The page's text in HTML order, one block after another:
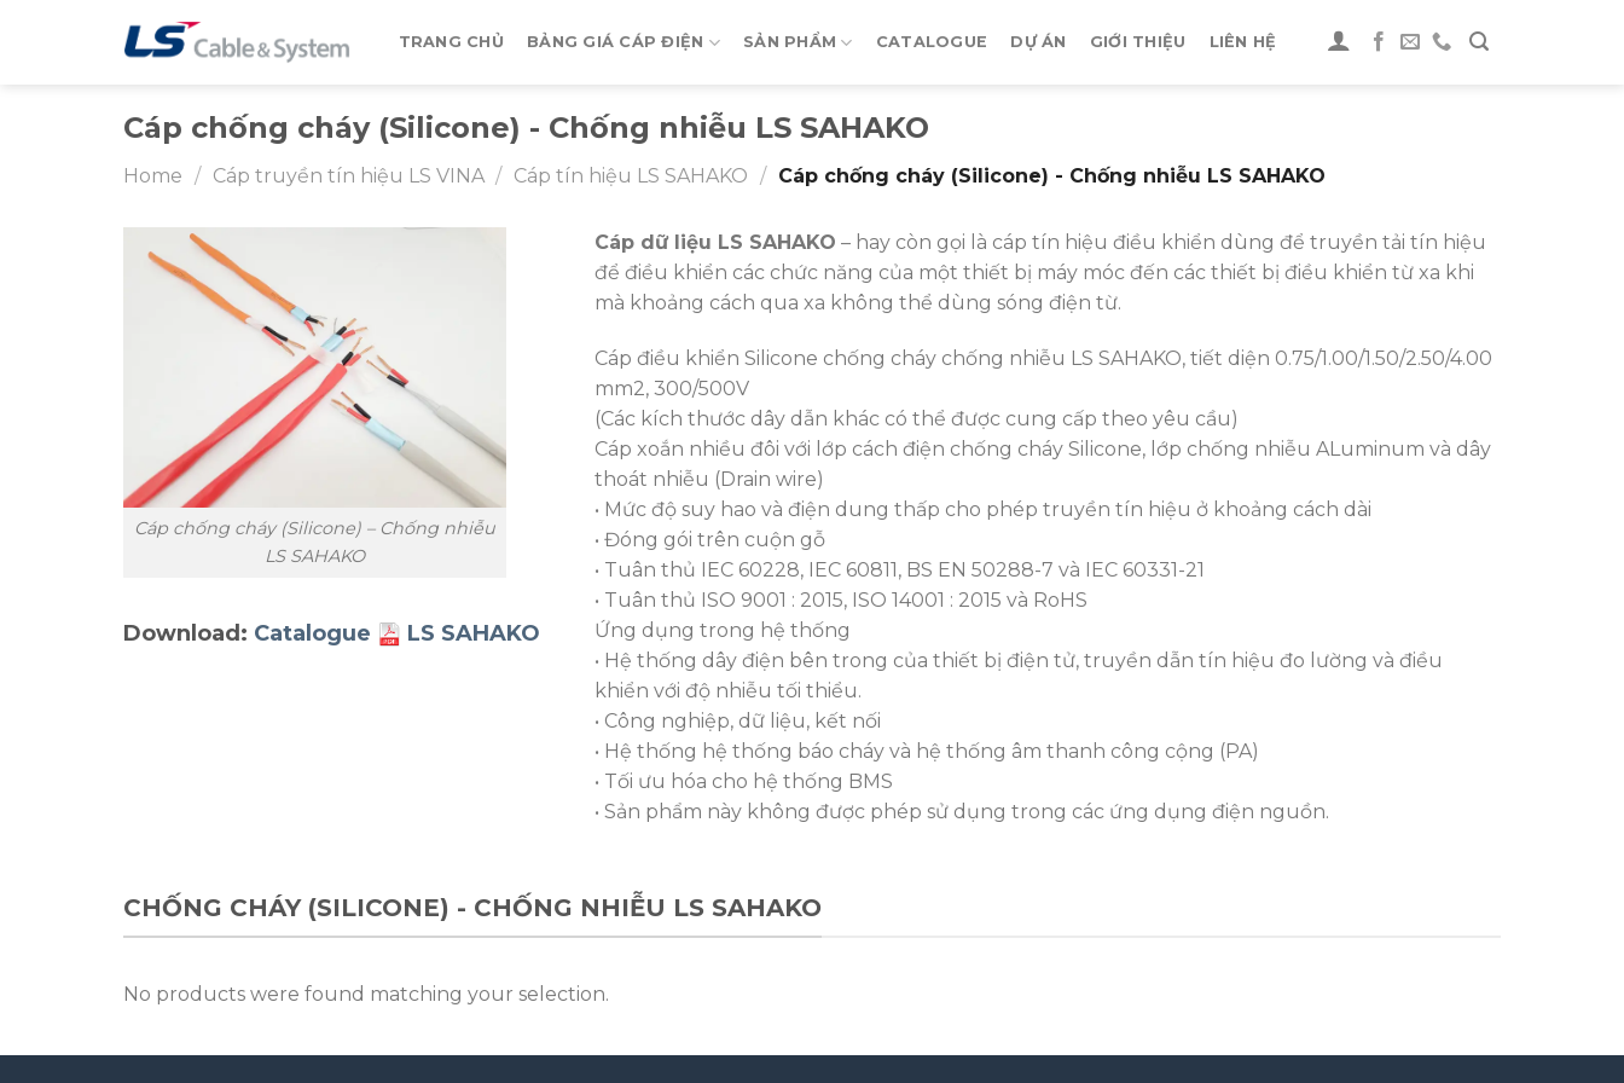
TRANG CHỦ BẢNG GIÁ CÁP ĐIỆN SẢN PHẨM CATALOGUE DỰ ÁN GIỚI THIỆU LIÊN HỆ
Cáp chống cháy (Silicone) - Chống nhiễu LS SAHAKO
Home / Cáp truyền tín hiệu LS VINA / Cáp tín hiệu LS SAHAKO / Cáp chống cháy (Silicone) - Chống nhiễu LS SAHAKO
Cáp chống cháy (Silicone) – Chống nhiễu
LS SAHAKO
Download: Catalogue LS SAHAKO
Cáp dữ liệu LS SAHAKO – hay còn gọi là cáp tín hiệu điều khiển dùng để truyền tải tín hiệu
để điều khiển các chức năng của một thiết bị máy móc đến các thiết bị điều khiển từ xa khi
mà khoảng cách qua xa không thể dùng sóng điện từ.
Cáp điều khiển Silicone chống cháy chống nhiễu LS SAHAKO, tiết diện 0.75/1.00/1.50/2.50/4.00
mm2, 300/500V
(Các kích thước dây dẫn khác có thể được cung cấp theo yêu cầu)
Cáp xoắn nhiều đôi với lớp cách điện chống cháy Silicone, lớp chống nhiễu ALuminum và dây
thoát nhiễu (Drain wire)
• Mức độ suy hao và điện dung thấp cho phép truyền tín hiệu ở khoảng cách dài
• Đóng gói trên cuộn gỗ
• Tuân thủ IEC 60228, IEC 60811, BS EN 50288-7 và IEC 60331-21
• Tuân thủ ISO 9001 : 2015, ISO 14001 : 2015 và RoHS
Ứng dụng trong hệ thống
• Hệ thống dây điện bên trong của thiết bị điện tử, truyền dẫn tín hiệu đo lường và điều
khiển với độ nhiễu tối thiểu.
• Công nghiệp, dữ liệu, kết nối
• Hệ thống hệ thống báo cháy và hệ thống âm thanh công cộng (PA)
• Tối ưu hóa cho hệ thống BMS
• Sản phẩm này không được phép sử dụng trong các ứng dụng điện nguồn.
CHỐNG CHÁY (SILICONE) - CHỐNG NHIỄU LS SAHAKO
No products were found matching your selection.